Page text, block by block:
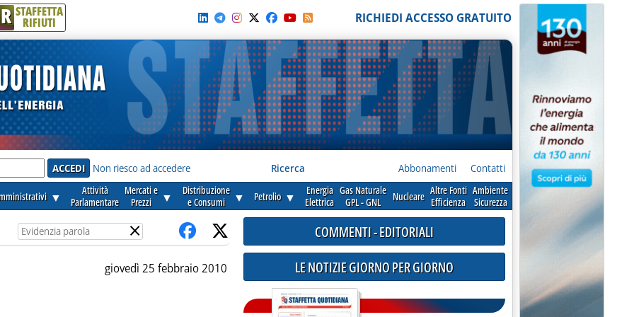
R STAFFETTA
RIFIUTI RICHIEDI ACCESSO GRATUITO
Non riesco ad accedere Ricerca Abbonamenti Contatti
▼
Attività
Parlamentare
Mercati e
Prezzi
▼
Distribuzione
e Consumi
▼ Petrolio ▼
Energia
Elettrica
Gas Naturale
GPL - GNL
Nucleare Altre Fonti
Efficienza
Ambiente
Sicurezza
×
giovedì 25 febbraio 2010
COMMENTI - EDITORIALI
LE NOTIZIE GIORNO PER GIORNO